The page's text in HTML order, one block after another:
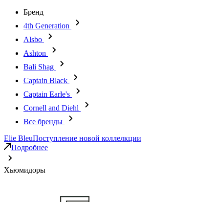
Бренд
4th Generation
Alsbo
Ashton
Bali Shag
Captain Black
Captain Earle's
Cornell and Diehl
Все бренды
Elie BleuПоступление новой коллелкции
Подробнее
Хьюмидоры